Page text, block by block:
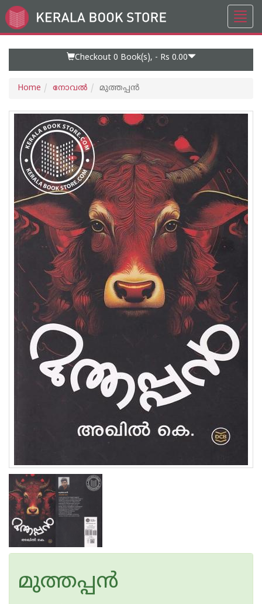
Go
to
Checkout 0 Book(s), - Rs 0.00
Home നോവല്‍ മുത്തപ്പന്‍
മുത്തപ്പന്‍